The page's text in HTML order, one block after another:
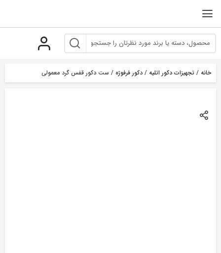
خانه / تجهیزات دکور اتلیه / دکور فرفوژه / ست دکور قفس گرد معمولی